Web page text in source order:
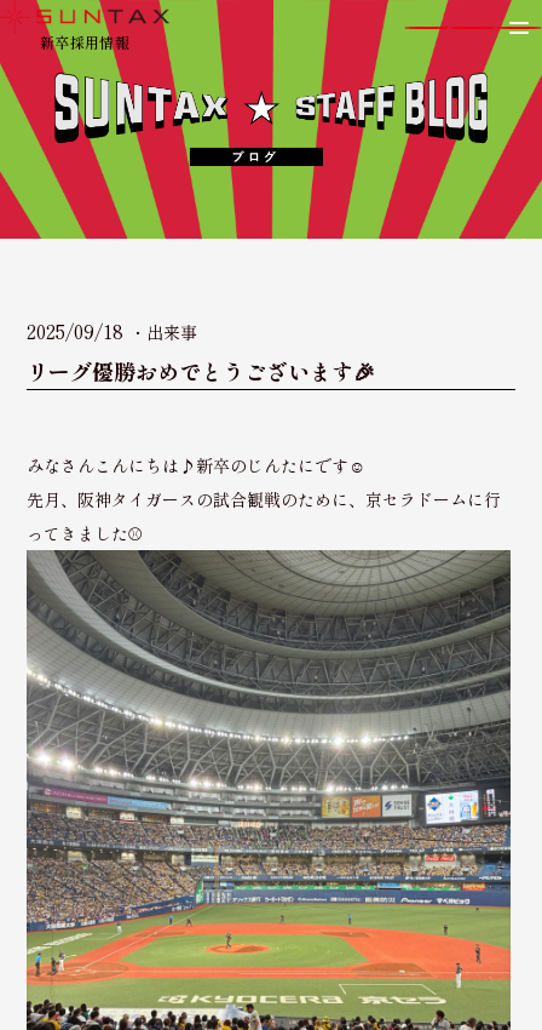
新卒採用情報
2025/09/18 出来事
リーグ優勝おめでとうございます🎉
みなさんこんにちは♪新卒のじんたにです☺️
先月、阪神タイガースの試合観戦のために、京セラドームに行
ってきました⚾️